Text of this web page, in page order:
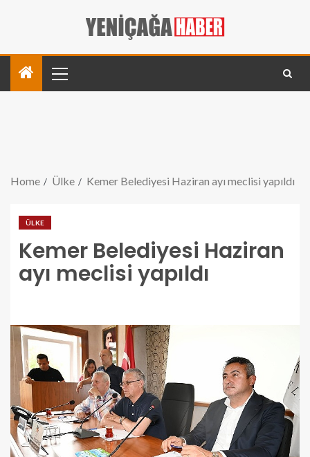
Home Ülke Kemer Belediyesi Haziran ayı meclisi yapıldı
ÜLKE
Kemer Belediyesi Haziran
ayı meclisi yapıldı